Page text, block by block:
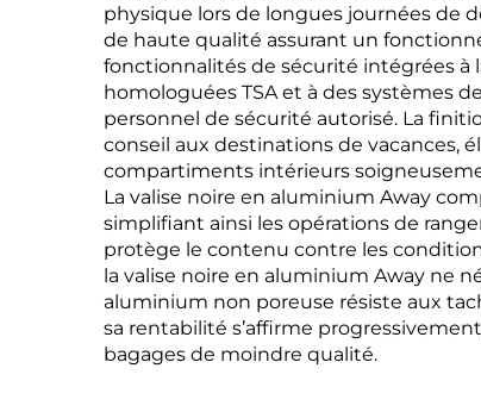
physique lors de longues journées de
de haute qualité assurant un
fonctionnalités de sécurité intégrées à
homologuées TSA et à des systèmes
personnel de sécurité autorisé. La
conseil aux destinations de vacances,
compartiments intérieurs
La valise noire en aluminium Away
simplifiant ainsi les opérations de
protège le contenu contre les
la valise noire en aluminium Away ne
aluminium non poreuse résiste aux
sa rentabilité s’affirme
bagages de moindre qualité.